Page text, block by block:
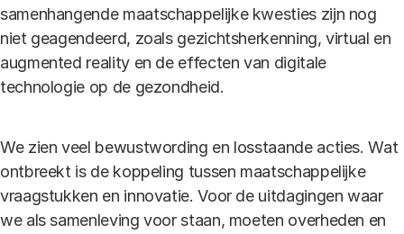
samenhangende maatschappelijke kwesties zijn nog
niet geagendeerd, zoals gezichtsherkenning, virtual en
augmented reality en de effecten van digitale
technologie op de gezondheid.
We zien veel bewustwording en losstaande acties. Wat
ontbreekt is de koppeling tussen maatschappelijke
vraagstukken en innovatie. Voor de uitdagingen waar
we als samenleving voor staan, moeten overheden en